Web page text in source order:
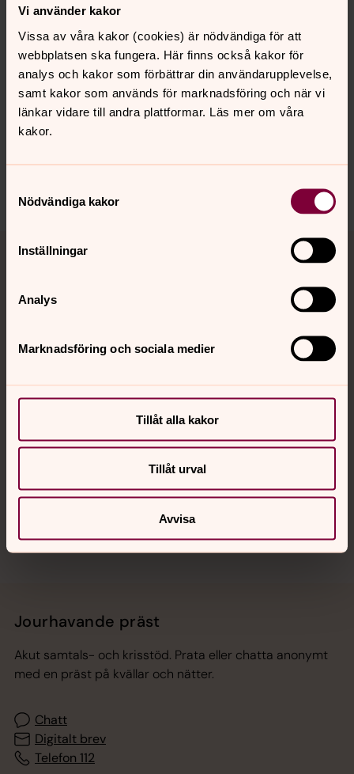
Vi använder kakor
Vissa av våra kakor (cookies) är nödvändiga för att
webbplatsen ska fungera. Här finns också kakor för
analys och kakor som förbättrar din användarupplevelse,
samt kakor som används för marknadsföring och när vi
länkar vidare till andra plattformar. Läs mer om våra
kakor.
Nödvändiga kakor
Inställningar
Analys
Marknadsföring och sociala medier
Tillåt alla kakor
Tillåt urval
Avvisa
Senast ändrad 16 februari 2026
Synpunkter eller frågor på sidans
innehåll?
helsingborgs.pastorat@svenskakyrkan.se
Hitta snabbt
Sociala kanaler
Jourhavande präst
Akut samtals- och krisstöd. Prata eller chatta anonymt
med en präst på kvällar och nätter.
Chatt
Digitalt brev
Telefon 112